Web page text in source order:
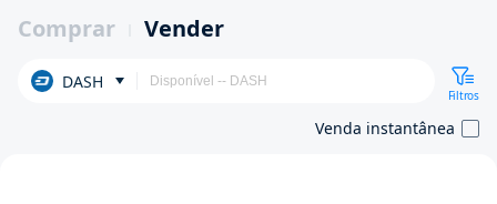
Comprar Vender
DASH
Filtros
Venda instantânea